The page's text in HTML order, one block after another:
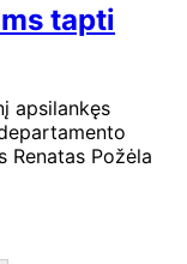
tapti
apsilankęs
Renatas Požėla